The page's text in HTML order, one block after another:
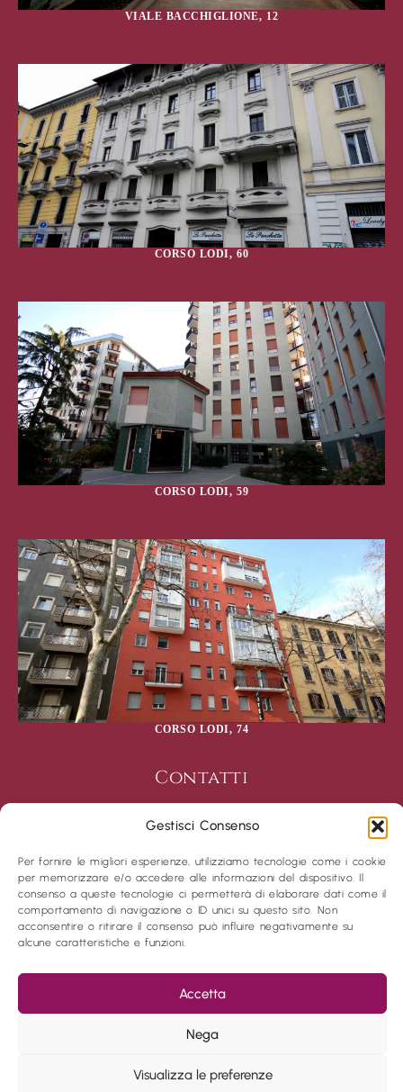
Gestisci Consenso
Per fornire le migliori esperienze, utilizziamo tecnologie come i cookie
per memorizzare e/o accedere alle informazioni del dispositivo. Il
consenso a queste tecnologie ci permetterà di elaborare dati come il
comportamento di navigazione o ID unici su questo sito. Non
acconsentire o ritirare il consenso può influire negativamente su
alcune caratteristiche e funzioni.
Accetta
Nega
Visualizza le preferenze
VIALE BACCHIGLIONE, 12
CORSO LODI, 60
CORSO LODI, 59
CORSO LODI, 74
Contatti
Partita Iva 02320140698
20139 Milano
+39 02 55231577
info@immobiliaredelborrello.it
immobiliaredelborrello
Privacy Policy
COPYRIGHT © 2024 IMMOBILIARE DEL BORRELLO - VIA